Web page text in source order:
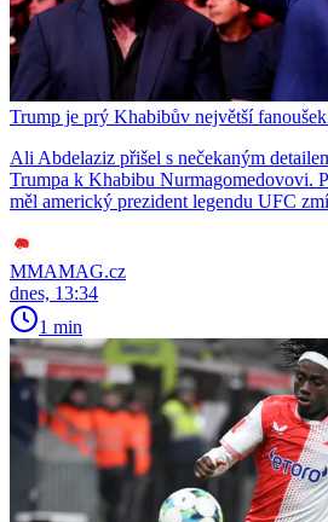
Trump je prý Khabibův největší
Ali Abdelaziz přišel s nečekaným
Trumpa k Khabibu Nurmagomedovovi.
měl americký prezident legendu UFC
MMAMAG.cz
dnes, 13:34
1 min